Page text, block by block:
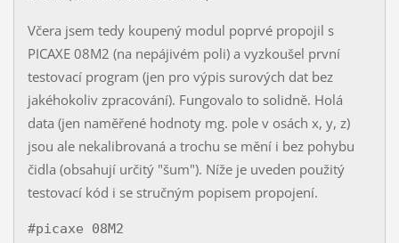
Včera jsem tedy koupený modul poprvé propojil s
PICAXE 08M2 (na nepájivém poli) a vyzkoušel první
testovací program (jen pro výpis surových dat bez
jakéhokoliv zpracování). Fungovalo to solidně. Holá
data (jen naměřené hodnoty mg. pole v osách x, y, z)
jsou ale nekalibrovaná a trochu se mění i bez pohybu
čidla (obsahují určitý "šum"). Níže je uveden použitý
testovací kód i se stručným popisem propojení.
#picaxe 08M2